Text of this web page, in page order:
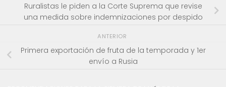
Ruralistas le piden a la Corte Suprema que revise
una medida sobre indemnizaciones por despido
ANTERIOR
Primera exportación de fruta de la temporada y 1er
envío a Rusia